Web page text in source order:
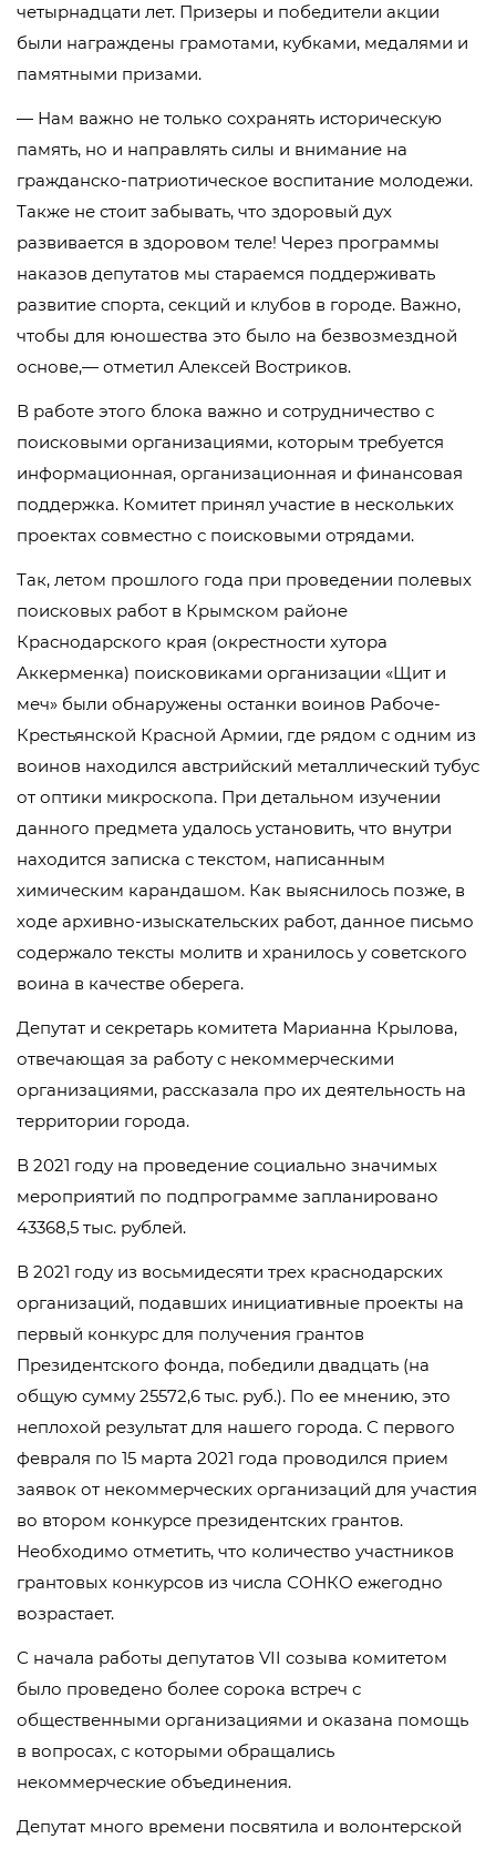
четырнадцати лет. Призеры и победители акции
были награждены грамотами, кубками, медалями и
памятными призами.
— Нам важно не только сохранять историческую
память, но и направлять силы и внимание на
гражданско-патриотическое воспитание молодежи.
Также не стоит забывать, что здоровый дух
развивается в здоровом теле! Через программы
наказов депутатов мы стараемся поддерживать
развитие спорта, секций и клубов в городе. Важно,
чтобы для юношества это было на безвозмездной
основе,— отметил Алексей Востриков.
В работе этого блока важно и сотрудничество с
поисковыми организациями, которым требуется
информационная, организационная и финансовая
поддержка. Комитет принял участие в нескольких
проектах совместно с поисковыми отрядами.
Так, летом прошлого года при проведении полевых
поисковых работ в Крымском районе
Краснодарского края (окрестности хутора
Аккерменка) поисковиками организации «Щит и
меч» были обнаружены останки воинов Рабоче-
Крестьянской Красной Армии, где рядом с одним из
воинов находился австрийский металлический тубус
от оптики микроскопа. При детальном изучении
данного предмета удалось установить, что внутри
находится записка с текстом, написанным
химическим карандашом. Как выяснилось позже, в
ходе архивно-изыскательских работ, данное письмо
содержало тексты молитв и хранилось у советского
воина в качестве оберега.
Депутат и секретарь комитета Марианна Крылова,
отвечающая за работу с некоммерческими
организациями, рассказала про их деятельность на
территории города.
В 2021 году на проведение социально значимых
мероприятий по подпрограмме запланировано
43368,5 тыс. рублей.
В 2021 году из восьмидесяти трех краснодарских
организаций, подавших инициативные проекты на
первый конкурс для получения грантов
Президентского фонда, победили двадцать (на
общую сумму 25572,6 тыс. руб.). По ее мнению, это
неплохой результат для нашего города. С первого
февраля по 15 марта 2021 года проводился прием
заявок от некоммерческих организаций для участия
во втором конкурсе президентских грантов.
Необходимо отметить, что количество участников
грантовых конкурсов из числа СОНКО ежегодно
возрастает.
С начала работы депутатов VII созыва комитетом
было проведено более сорока встреч с
общественными организациями и оказана помощь
в вопросах, с которыми обращались
некоммерческие объединения.
Депутат много времени посвятила и волонтерской